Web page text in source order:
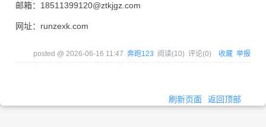
邮箱：18511399120@ztkjgz.com
网址：runzexk.com
posted @ 2026-06-16 11:47 奔跑123 阅读(10) 评论(0) 收藏 举报
刷新页面 返回顶部